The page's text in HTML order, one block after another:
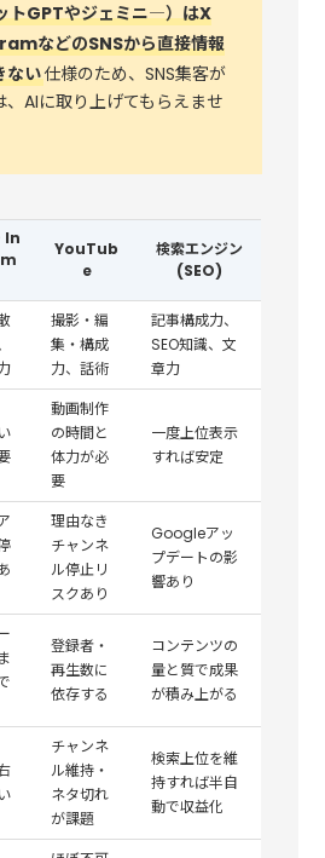
トGPTやジェミニ―）はX
などのSNSから直接情報
ない仕様のため、SNS集客が
、AIに取り上げてもらえませ
In
YouTub
e
検索エンジン
(SEO)
撮影・編
集・構成
力、話術
記事構成力、
SEO知識、文
章力
動画制作
の時間と
体力が必
要
一度上位表示
すれば安定
理由なき
チャンネ
ル停止リ
スクあり
Googleアッ
プデートの影
響あり
登録者・
再生数に
依存する
コンテンツの
量と質で成果
が積み上がる
チャンネ
ル維持・
ネタ切れ
が課題
検索上位を維
持すれば半自
動で収益化